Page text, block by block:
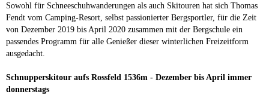
Sowohl für Schneeschuhwanderungen als auch Skitouren hat sich Thomas
Fendt vom Camping-Resort, selbst passionierter Bergsportler, für die Zeit
von Dezember 2019 bis April 2020 zusammen mit der Bergschule ein
passendes Programm für alle Genießer dieser winterlichen Freizeitform
ausgedacht.
Schnupperskitour aufs Rossfeld 1536m - Dezember bis April immer
donnerstags